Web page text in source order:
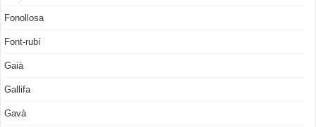
Fonollosa
Font-rubí
Gaià
Gallifa
Gavà